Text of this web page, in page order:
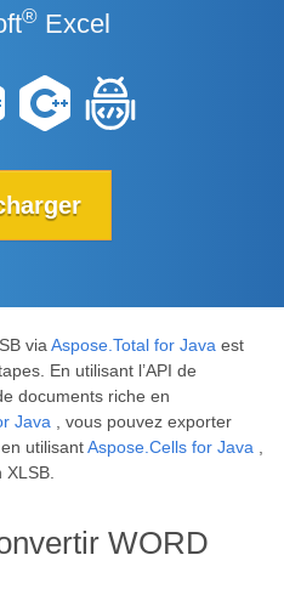
®Excel
via Aspose.Total for Java est
En utilisant l’API de
documents riche en
Java , vous pouvez exporter
utilisantAspose.Cells for Java
WORD